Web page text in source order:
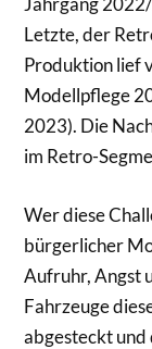
Letzte, der
Produktion lief
Modellpflege
2023). Die
im Retro-
Wer diese
bürgerlicher
Aufruhr, Angst
Fahrzeuge
abgesteckt